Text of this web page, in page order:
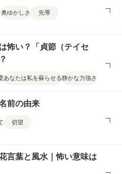
奥ゆかしさ 先導
怖い？「貞節（テイセ
あなたは私を蘇らせる静かな力強さ
前の由来
切望
言葉と風水｜怖い意味は